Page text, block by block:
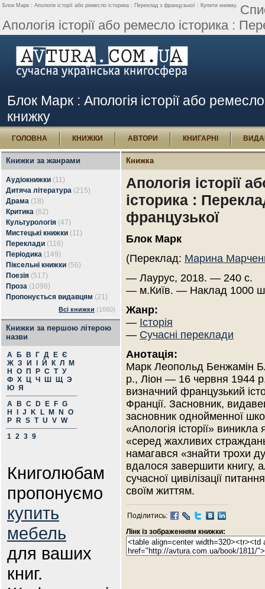
Блок Марк : Апологія історії або ремесло історика : Переклад з французької : Купити книжку.
Апологія історії або ремесло історика :
Блок Марк : Апологія історії або
книжку
ГОЛОВНА КНИЖКИ АВТОРИ КНИГАРНІ
Книжки за жанрами
Аудіокнижки (11)
Дитяча література (215)
Драма (18)
Критика (62)
Культурологія (47)
Мистецькі книжки (11)
Переклади (116)
Періодика (149)
Піксельні книжки (56)
Поезія (517)
Проза (1098)
Пропонується видавцям (21)
Всі книжки (1660)
Книжки за першою літерою
назви
А Б В Г Д Е Є
Ж З И Й К Л
М
Н
О П Р С Т У
Ф Х Ц Ч Ш Щ Э
Ю Я
A
B C D E F G
H
J K L M N
O
P
R S T U V W
1 2 3 9
Книголюбам
пропонуємо
купить
мебель
для ваших
книг.
Книжка
Апологія історії
історика :
французької
Блок Марк
(Переклад: Марина
— Лаурус, 2018. — 240 с.
— м.Київ. — Наклад 1000
Жанр:
— Історія
— Сучасні переклади
Анотація:
Марк Леопольд Бенжамін
р., Ліон — 16 червня 1944
визначний французький
Франції. Засновник,
засновник однойменної
«Апологія історії»
«серед жахливих страждань
намагався «знайти трохи
вдалося завершити книгу,
сучасної цивілізації
своїм життям.
Поділитись:
Лінк із зображенням книжки: